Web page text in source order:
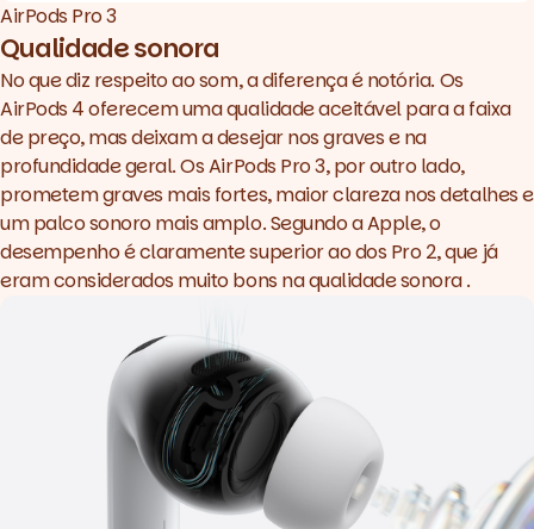
AirPods Pro 3
Qualidade sonora
No que diz respeito ao som, a diferença é notória. Os
AirPods 4 oferecem uma qualidade aceitável para a faixa
de preço, mas deixam a desejar nos graves e na
profundidade geral. Os AirPods Pro 3, por outro lado,
prometem graves mais fortes, maior clareza nos detalhes e
um palco sonoro mais amplo. Segundo a Apple, o
desempenho é claramente superior ao dos Pro 2, que já
eram considerados muito bons na qualidade sonora .